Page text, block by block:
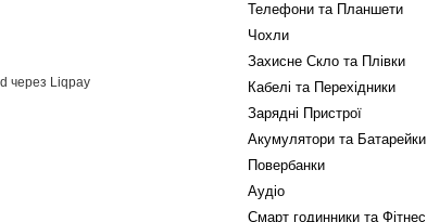
Телефони та Планшети
Чохли
Захисне Скло та Плівки
Кабелі та Перехідники
Зарядні Пристрої
Акумулятори та Батарейки
Повербанки
Аудіо
Смарт годинники та Фітнес